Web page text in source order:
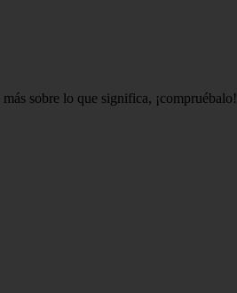
sobre lo que significa, ¡compruébalo!